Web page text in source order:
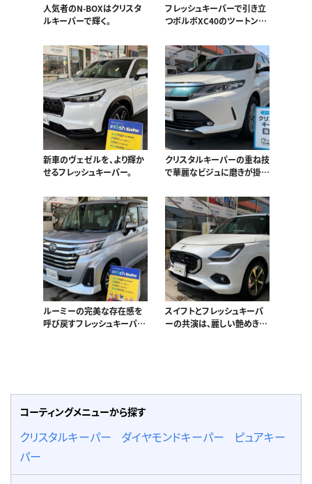
人気者のN-BOXはクリスタ
ルキーパーで輝く。
フレッシュキーパーで引き立
つボルボXC40のツートンカ
新車のヴェゼルを、より輝か
せるフレッシュキーパー。
クリスタルキーパーの重ね技
で華麗なビジュに磨きが掛か
ルーミーの完美な存在感を
呼び戻すフレッシュキーパ
スイフトとフレッシュキーパ
ーの共演は、麗しい艶めきを
コーティングメニューから探す
クリスタルキーパー ダイヤモンドキーパー
ピュアキー
パー